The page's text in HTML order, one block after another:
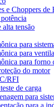
e Choppers de
alta tensão
para
para
para forno
do motor
RFI
de carga
para